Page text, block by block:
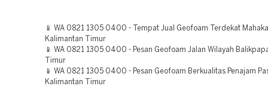
📱 WA 0821 1305 0400 - Tempat Jual Geofoam Terdekat
Kalimantan Timur
📱 WA 0821 1305 0400 - Pesan Geofoam Jalan Wilayah
Timur
📱 WA 0821 1305 0400 - Pesan Geofoam Berkualitas Penajam
Kalimantan Timur